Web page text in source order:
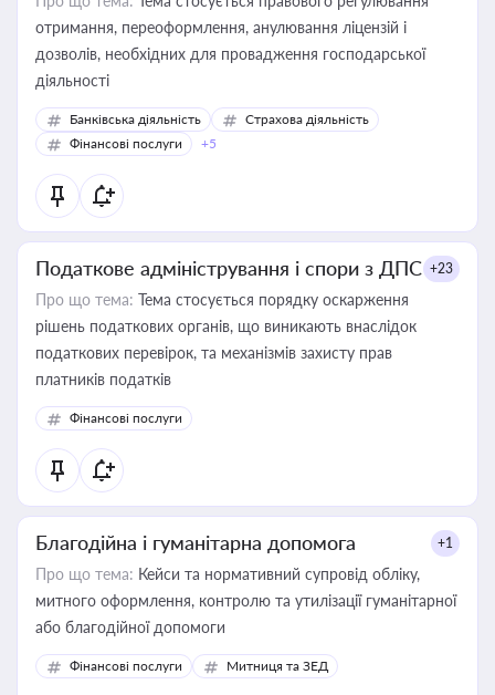
отримання, переоформлення, анулювання ліцензій і
дозволів, необхідних для провадження господарської
діяльності
Банківська діяльність
Страхова діяльність
Фінансові послуги
+5
Податкове адміністрування і спори з ДПС +23
Про що тема: Тема стосується порядку оскарження
рішень податкових органів, що виникають внаслідок
податкових перевірок, та механізмів захисту прав
платників податків
Фінансові послуги
Благодійна і гуманітарна допомога +1
Про що тема: Кейси та нормативний супровід обліку,
митного оформлення, контролю та утилізації гуманітарної
або благодійної допомоги
Фінансові послуги Митниця та ЗЕД